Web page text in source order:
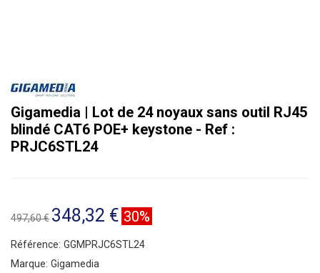
Gigamedia | Lot de 24 noyaux sans outil RJ45
blindé CAT6 POE+ keystone - Ref :
PRJC6STL24
497,60 € 348,32 € 30%
Référence: GGMPRJC6STL24
Marque: Gigamedia